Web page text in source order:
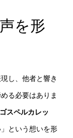
を形
し、他者と響き
る必要はありま
スペルカレッ
という想いを形